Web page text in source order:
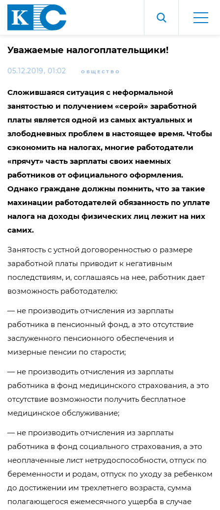
Уважаемые налогоплательщики!
05.12.2019, 01:02 ОБЩЕСТВО
Сложившаяся ситуация с неформальной
занятостью и получением «серой» заработной
платы является одной из самых актуальных и
злободневных проблем в настоящее время. Чтобы
сэкономить на налогах, многие работодатели
«прячут» часть зарплаты своих наемных
работников от официального оформления.
Однако граждане должны помнить, что за такие
махинации работодателей обязанность по уплате
налога на доходы физических лиц лежит на них
самих.
Занятость с устной договоренностью о размере
заработной платы приводит к негативным
последствиям, и, соглашаясь на нее, работник дает
возможность работодателю:
— не производить отчисления из зарплаты
работника в пенсионный фонд, а это отсутствие
заслуженного пенсионного обеспечения и
мизерные пенсии по старости;
— не производить отчисления из зарплаты
работника в фонд медицинского страхования, а это
отсутствие возможности получить бесплатное
медицинское обслуживание;
— не производить отчисления из зарплаты
работника в фонд социального страхования, а это
неоплаченные лист нетрудоспособности, отпуск по
беременности и родам, отпуск по уходу за ребенком
до достижении им трехлетнего возраста, сумма
полагающегося ежемесячного ущерба в случае